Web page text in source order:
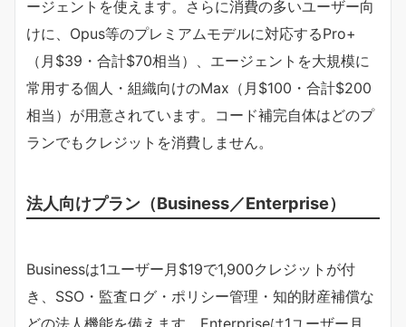
ージェントを使えます。さらに消費の多いユーザー向
けに、Opus等のプレミアムモデルに対応するPro+
（月$39・合計$70相当）、エージェントを大規模に
常用する個人・組織向けのMax（月$100・合計$200
相当）が用意されています。コード補完自体はどのプ
ランでもクレジットを消費しません。
法人向けプラン（Business／Enterprise）
Businessは1ユーザー月$19で1,900クレジットが付
き、SSO・監査ログ・ポリシー管理・知的財産補償な
どの法人機能を備えます。Enterpriseは1ユーザー月